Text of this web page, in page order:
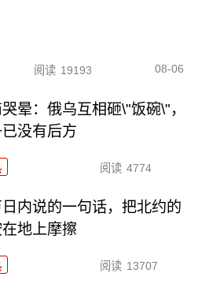
阅读 19193 08-06
晕：俄乌互相砸\"饭碗\"，
没有后方
阅读 4774
内说的一句话，把北约的
地上摩擦
阅读 13707